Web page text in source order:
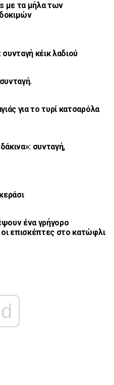
με τα μήλα των
κέικ λαδιού
για το τυρί κατσαρόλα
συνταγή,
ένα γρήγορο
επισκέπτες στο κατώφλι